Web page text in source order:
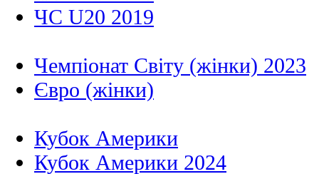
ЧС U20 2019
Чемпіонат Світу (жінки) 2023
Євро (жінки)
Кубок Америки
Кубок Америки 2024